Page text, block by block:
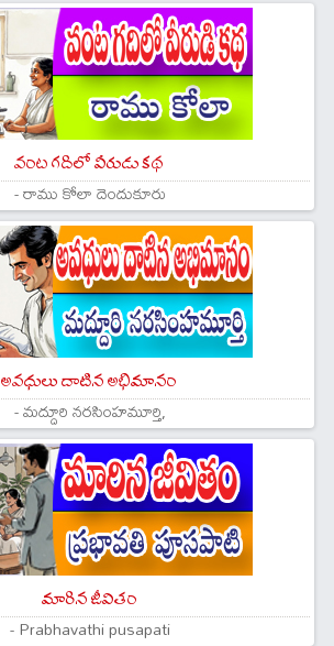
వంట గదిలో వీరుడు కథ
- రాము కోలా దెందుకూరు
అవధులు దాటిన అభిమానం
- మద్దూరి నరసింహమూర్తి,
మారిన జీవితం
- Prabhavathi pusapati